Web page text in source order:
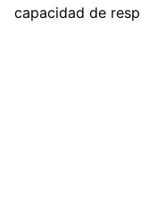
capacidad de